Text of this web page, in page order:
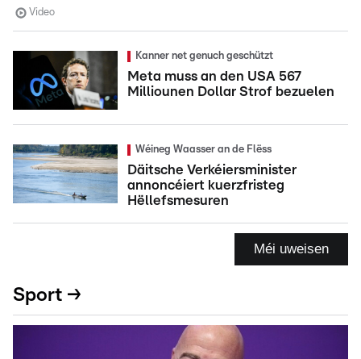
Video
Kanner net genuch geschützt
Meta muss an den USA 567
Milliounen Dollar Strof bezuelen
Wéineg Waasser an de Flëss
Däitsche Verkéiersminister
annoncéiert kuerzfristeg
Hëllefsmesuren
Méi uweisen
Sport →